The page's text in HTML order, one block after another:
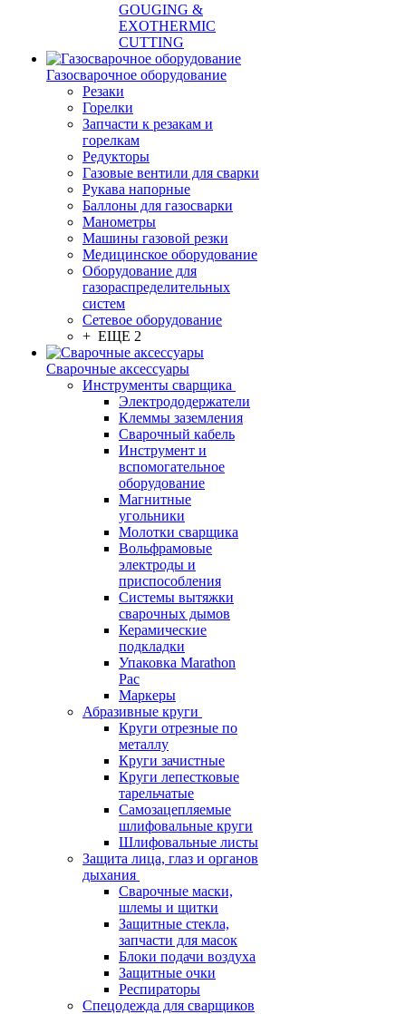
GOUGING &
EXOTHERMIC
CUTTING
Газосварочное оборудование
Резаки
Горелки
Запчасти к резакам и
горелкам
Редукторы
Газовые вентили для сварки
Рукава напорные
Баллоны для газосварки
Манометры
Машины газовой резки
Медицинское оборудование
Оборудование для
газораспределительных
систем
Сетевое оборудование
+ ЕЩЕ 2
Сварочные аксессуары
Инструменты сварщика
Электрододержатели
Клеммы заземления
Сварочный кабель
Инструмент и
вспомогательное
оборудование
Магнитные
угольники
Молотки сварщика
Вольфрамовые
электроды и
приспособления
Системы вытяжки
сварочных дымов
Керамические
подкладки
Упаковка Marathon
Pac
Маркеры
Абразивные круги
Круги отрезные по
металлу
Круги зачистные
Круги лепестковые
тарельчатые
Самозацепляемые
шлифовальные круги
Шлифовальные листы
Защита лица, глаз и органов
дыхания
Сварочные маски,
шлемы и щитки
Защитные стекла,
запчасти для масок
Блоки подачи воздуха
Защитные очки
Респираторы
Спецодежда для сварщиков